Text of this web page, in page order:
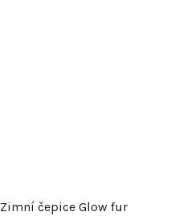
Zimní čepice Glow fur